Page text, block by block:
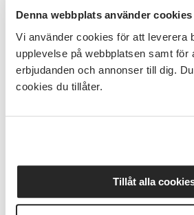
Denna webbplats använder cookies
Vi använder cookies för att leverera
upplevelse på webbplatsen samt för
erbjudanden och annonser till dig.
cookies du tillåter.
Tillåt alla
man använder olika färger för att
uttryck tas också upp under
oändliga. Gå gärna in på
och kolla vad hon virkar.
Material
behöver kommer med kallelsen.
För alla. Men en viss virkvana
kunna tillgodogöra sig kursen fullt